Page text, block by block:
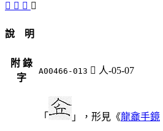
󰪑 󰪒 󲢴 󰪐
說 明
附 錄
字
A00466-013 󰪐 人-05-07
「 」，形見《龍龕手鏡